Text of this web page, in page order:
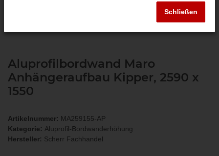
Aluprofilbordwand Maro
Anhängeraufbau Kipper, 2590 x
1550
Artikelnummer: MA259155-AP
Kategorie: Aluprofil-Bordwanderhöhung
Hersteller: Scherr Fachhandel
Schließen